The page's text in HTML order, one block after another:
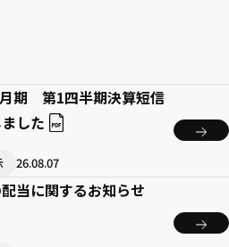
期 第1四半期決算短信
した
26.08.07
当に関するお知らせ